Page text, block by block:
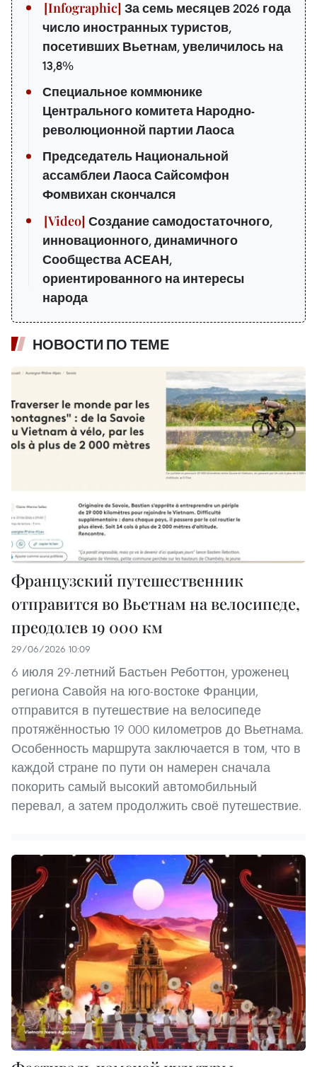
За семь месяцев 2026 года
число иностранных туристов,
посетивших Вьетнам, увеличилось на
13,8%
Специальное коммюнике
Центрального комитета Народно-
революционной партии Лаоса
Председатель Национальной
ассамблеи Лаоса Сайсомфон
Фомвихан скончался
Создание самодостаточного,
инновационного, динамичного
Сообщества АСЕАН,
ориентированного на интересы
народа
НОВОСТИ ПО ТЕМЕ
Французский путешественник
отправится во Вьетнам на велосипеде,
преодолев 19 000 км
29/06/2026 10:09
6 июля 29-летний Бастьен Реботтон, уроженец
региона Савойя на юго-востоке Франции,
отправится в путешествие на велосипеде
протяжённостью 19 000 километров до Вьетнама.
Особенность маршрута заключается в том, что в
каждой стране по пути он намерен сначала
покорить самый высокий автомобильный
перевал, а затем продолжить своё путешествие.